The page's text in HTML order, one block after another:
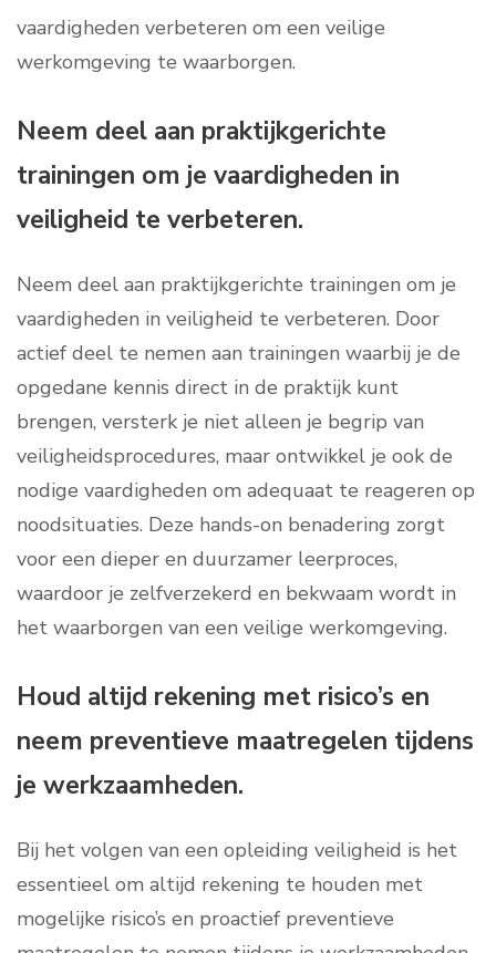
vaardigheden verbeteren om een veilige
werkomgeving te waarborgen.
Neem deel aan praktijkgerichte
trainingen om je vaardigheden in
veiligheid te verbeteren.
Neem deel aan praktijkgerichte trainingen om je
vaardigheden in veiligheid te verbeteren. Door
actief deel te nemen aan trainingen waarbij je de
opgedane kennis direct in de praktijk kunt
brengen, versterk je niet alleen je begrip van
veiligheidsprocedures, maar ontwikkel je ook de
nodige vaardigheden om adequaat te reageren op
noodsituaties. Deze hands-on benadering zorgt
voor een dieper en duurzamer leerproces,
waardoor je zelfverzekerd en bekwaam wordt in
het waarborgen van een veilige werkomgeving.
Houd altijd rekening met risico’s en
neem preventieve maatregelen tijdens
je werkzaamheden.
Bij het volgen van een opleiding veiligheid is het
essentieel om altijd rekening te houden met
mogelijke risico’s en proactief preventieve